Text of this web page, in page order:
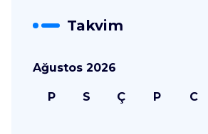
Takvim
Ağustos 2026
P S Ç P C